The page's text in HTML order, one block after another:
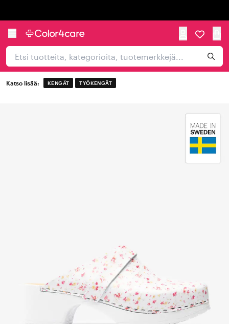
Katso lisää: KENGÄT TYÖKENGÄT